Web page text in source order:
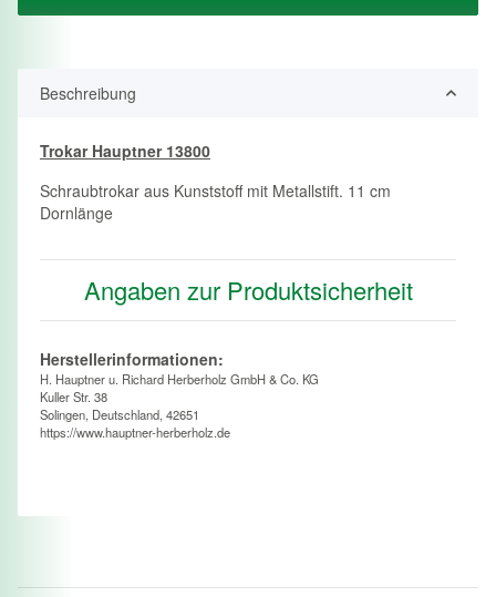
Beschreibung
Trokar Hauptner 13800
Schraubtrokar aus Kunststoff mit Metallstift. 11 cm
Dornlänge
Angaben zur Produktsicherheit
Herstellerinformationen:
H. Hauptner u. Richard Herberholz GmbH & Co. KG
Kuller Str. 38
Solingen, Deutschland, 42651
https://www.hauptner-herberholz.de